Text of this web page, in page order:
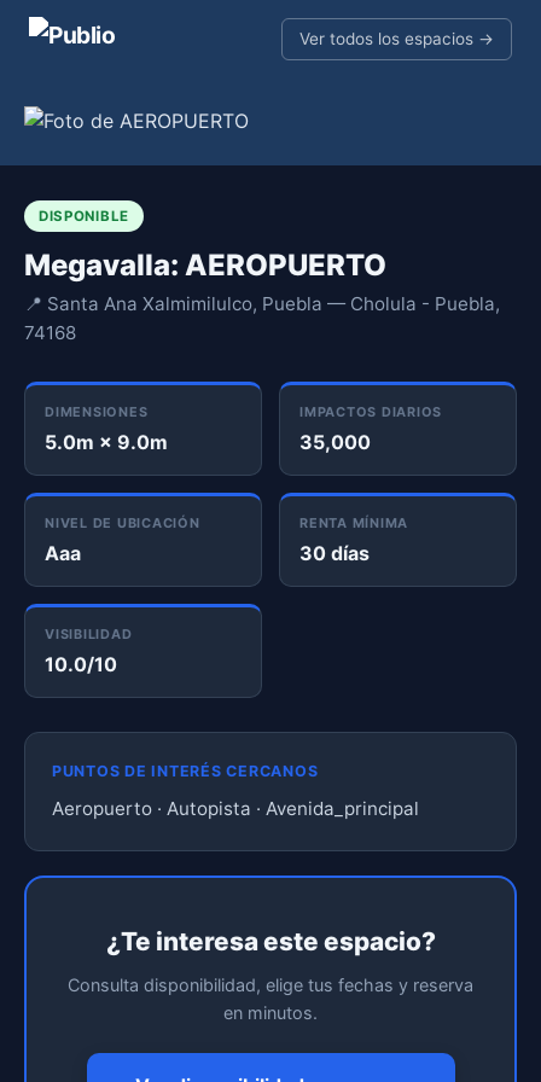
Ver todos los espacios →
DISPONIBLE
Megavalla: AEROPUERTO
📍 Santa Ana Xalmimilulco, Puebla — Cholula - Puebla,
74168
DIMENSIONES
5.0m × 9.0m
IMPACTOS DIARIOS
35,000
NIVEL DE UBICACIÓN
Aaa
RENTA MÍNIMA
30 días
VISIBILIDAD
10.0/10
PUNTOS DE INTERÉS CERCANOS
Aeropuerto · Autopista · Avenida_principal
¿Te interesa este espacio?
Consulta disponibilidad, elige tus fechas y reserva
en minutos.